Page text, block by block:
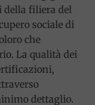
della filiera del
sociale di
che
La qualità dei
dettaglio.